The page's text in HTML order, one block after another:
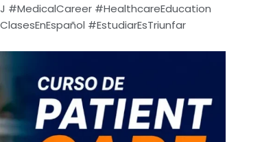
#MedicalCareer #HealthcareEducation
#EstudiarEsTriunfar